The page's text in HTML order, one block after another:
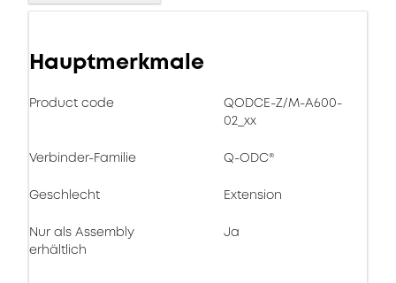
Hauptmerkmale
Product code
QODCE-Z/M-A600-
02_xx
Verbinder-Familie Q-ODC®
Geschlecht Extension
Nur als Assembly
erhältlich
Ja